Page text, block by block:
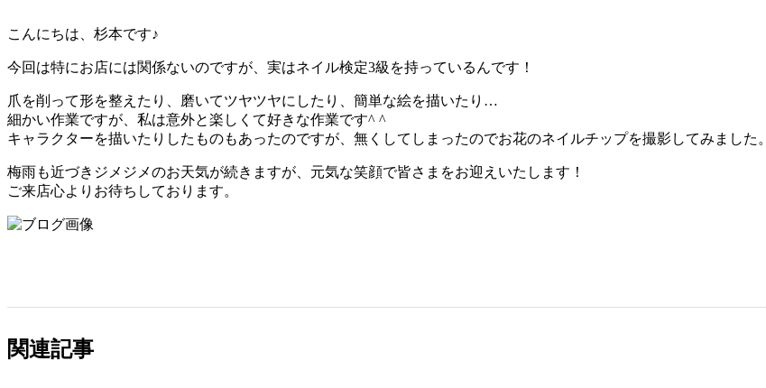
こんにちは、杉本です♪
今回は特にお店には関係ないのですが、実はネイル検定3級を持っているんです！
爪を削って形を整えたり、磨いてツヤツヤにしたり、簡単な絵を描いたり…
細かい作業ですが、私は意外と楽しくて好きな作業です^ ^
キャラクターを描いたりしたものもあったのですが、無くしてしまったのでお花のネイルチップを撮影してみました。
梅雨も近づきジメジメのお天気が続きますが、元気な笑顔で皆さまをお迎えいたします！
ご来店心よりお待ちしております。
関連記事